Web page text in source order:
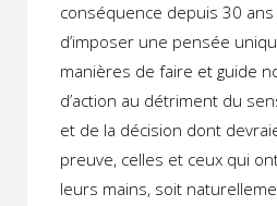
conséquence depuis 30
d’imposer une pensée
manières de faire et guide
d’action au détriment du
et de la décision dont
preuve, celles et ceux qui
leurs mains, soit